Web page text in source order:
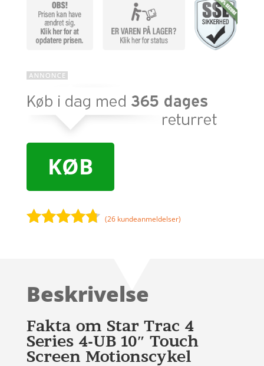
KØB
på
mmelser
(26 kundeanmeldelser)
Beskrivelse
Fakta om Star Trac 4
Series 4-UB 10″ Touch
Screen Motionscykel